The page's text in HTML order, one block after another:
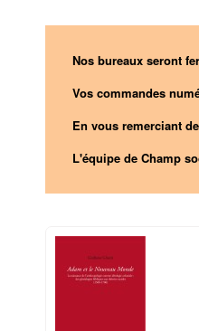
Nos bureaux seront
Vos commandes
En vous remerciant
L'équipe de Champ